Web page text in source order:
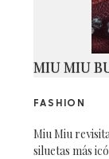
MIU MIU
FASHION
Miu Miu
siluetas más